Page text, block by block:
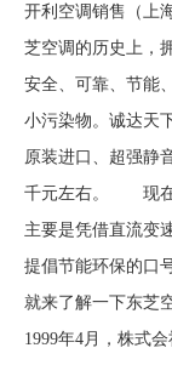
开利空调销售（上
芝空调的历史上，
安全、可靠、节能
小污染物。诚达天
原装进口、超强静
千元左右。 现在
主要是凭借直流变
提倡节能环保的口
就来了解一下
1999年4月，株式